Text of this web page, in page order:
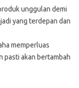
unggulan demi
yang terdepan dan
memperluas
pasti akan bertambah